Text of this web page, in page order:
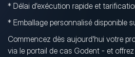
* Délai d'exécution rapide et
* Emballage personnalisé disponible
Commencez dès aujourd'hui votre
via le portail de cas Godent - et